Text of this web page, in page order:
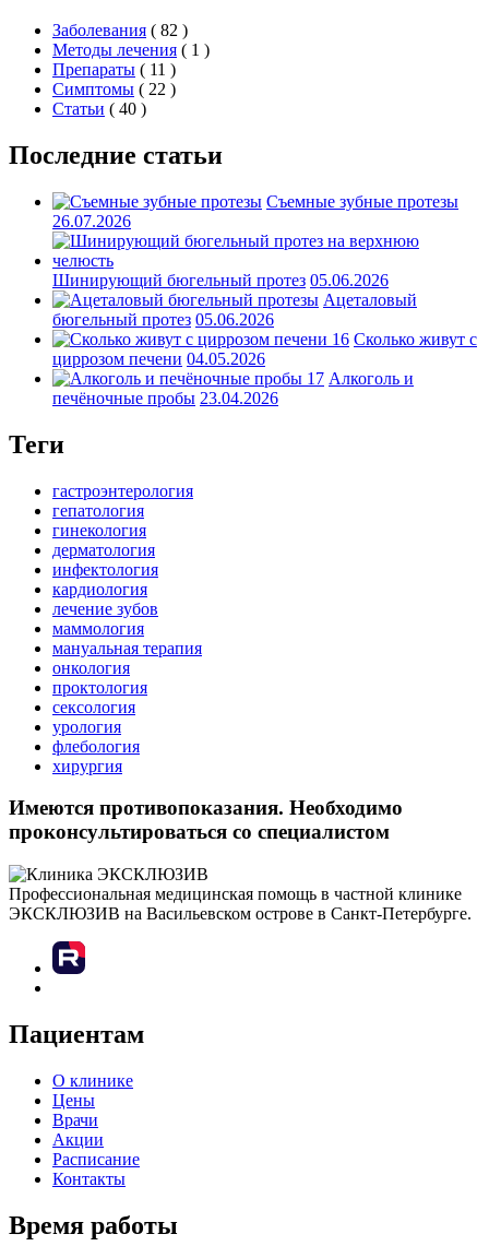
Заболевания ( 82 )
Методы лечения ( 1 )
Препараты ( 11 )
Симптомы ( 22 )
Статьи ( 40 )
Последние статьи
Съемные зубные протезы
26.07.2026
Шинирующий бюгельный протез 05.06.2026
Ацеталовый
бюгельный протез 05.06.2026
Сколько живут с
циррозом печени 04.05.2026
Алкоголь и
печёночные пробы 23.04.2026
Теги
гастроэнтерология
гепатология
гинекология
дерматология
инфектология
кардиология
лечение зубов
маммология
мануальная терапия
онкология
проктология
сексология
урология
флебология
хирургия
Имеются противопоказания. Необходимо
проконсультироваться со специалистом
Профессиональная медицинская помощь в частной клинике
ЭКСКЛЮЗИВ на Васильевском острове в Санкт-Петербурге.
Пациентам
О клинике
Цены
Врачи
Акции
Расписание
Контакты
Время работы